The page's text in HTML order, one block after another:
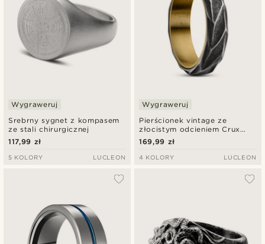
Srebrny sygnet z kompasem
ze stali chirurgicznej
Wygraweruj
117,99 zł
5 KOLORY LUCLEON
Pierścionek vintage ze
złocistym odcieniem Crux
Pearce
Wygraweruj
169,99 zł
4 KOLORY LUCLEON